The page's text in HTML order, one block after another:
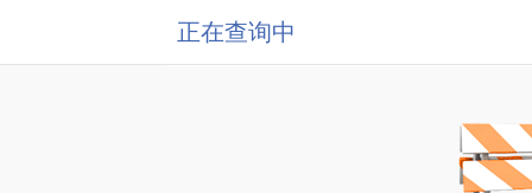
正在查询中